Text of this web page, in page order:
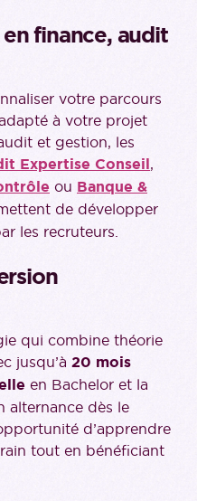
finance, audit
votre parcours
à votre projet
et gestion, les
Expertise Conseil,
ou Banque &
de développer
les recruteurs.
qui combine théorie
jusqu’à 20 mois
en Bachelor et la
alternance dès le
d’apprendre
tout en bénéficiant